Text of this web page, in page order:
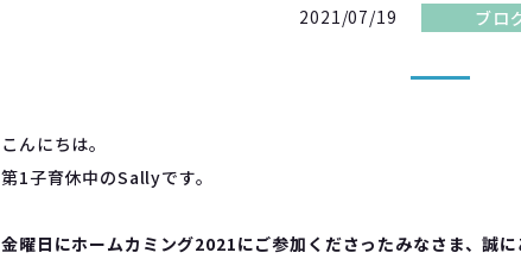
2021/07/19 ブロ
こんにちは。
第1子育休中のSallyです。
金曜日にホームカミング2021にご参加くださったみなさま、誠に